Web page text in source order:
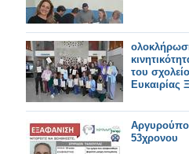
του
Ευκαιρίας
53χρονου